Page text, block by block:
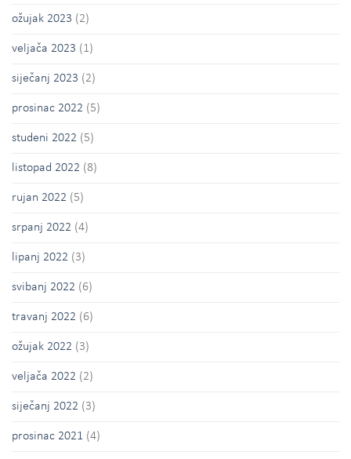
ožujak 2023 (2)
veljača 2023 (1)
siječanj 2023 (2)
prosinac 2022 (5)
studeni 2022 (5)
listopad 2022 (8)
rujan 2022 (5)
srpanj 2022 (4)
lipanj 2022 (3)
svibanj 2022 (6)
travanj 2022 (6)
ožujak 2022 (3)
veljača 2022 (2)
siječanj 2022 (3)
prosinac 2021 (4)